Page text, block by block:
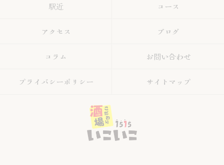
駅近 コース
アクセス ブログ
コラム お問い合わせ
プライバシーポリシー サイトマップ